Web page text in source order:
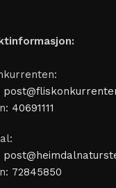
40691111
72845850